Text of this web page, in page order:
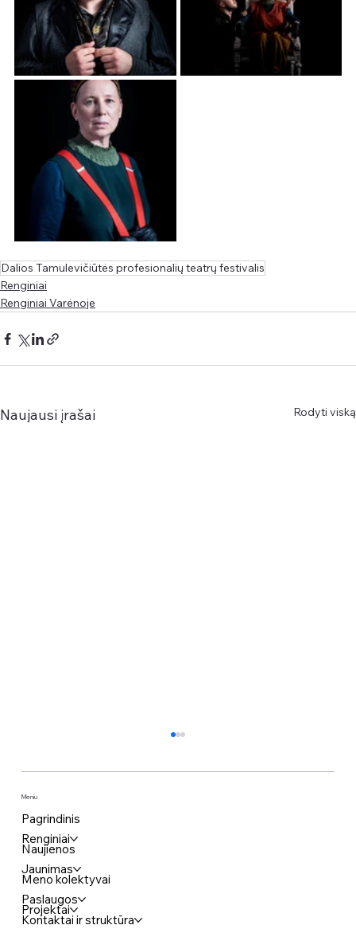
Dalios Tamulevičiūtės profesionalių teatrų festivalis
Renginiai
Renginiai Varėnoje
Naujausi įrašai Rodyti viską
Komedija „KAIMYNAI BE RYŠIO“
Meniu
Pagrindinis
Renginiai
Naujienos
Jaunimas
Meno kolektyvai
Paslaugos
Projektai
Kontaktai ir struktūra